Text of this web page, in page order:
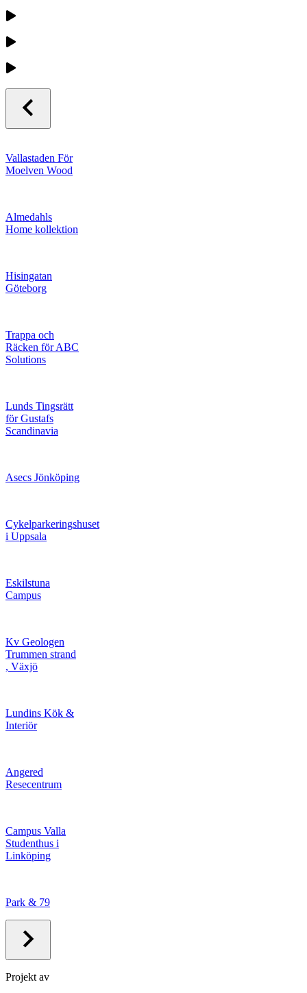
Vallastaden För
Moelven Wood
Almedahls
Home kollektion
Hisingatan
Göteborg
Trappa och
Räcken för ABC
Solutions
Lunds Tingsrätt
för Gustafs
Scandinavia
Asecs Jönköping
Cykelparkeringshuset
i Uppsala
Eskilstuna
Campus
Kv Geologen
Trummen strand
, Växjö
Lundins Kök &
Interiör
Angered
Resecentrum
Campus Valla
Studenthus i
Linköping
Park & 79
Projekt av